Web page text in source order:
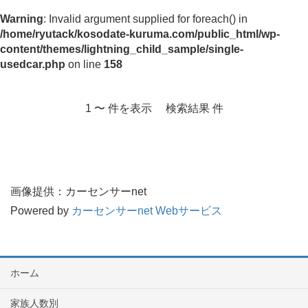
Warning: Invalid argument supplied for foreach() in
/home/ryutack/kosodate-kuruma.com/public_html/wp-
content/themes/lightning_child_sample/single-
usedcar.php on line 158
1 〜 件を表示 検索結果 件
画像提供：カーセンサーnet
Powered by カーセンサーnet Webサービス
ホーム
家族人数別